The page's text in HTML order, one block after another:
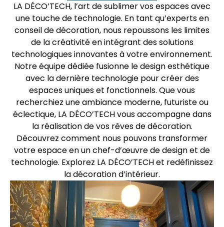
LA DÉCO’TECH, l’art de sublimer vos espaces avec
une touche de technologie. En tant qu’experts en
conseil de décoration, nous repoussons les limites
de la créativité en intégrant des solutions
technologiques innovantes à votre environnement.
Notre équipe dédiée fusionne le design esthétique
avec la dernière technologie pour créer des
espaces uniques et fonctionnels. Que vous
recherchiez une ambiance moderne, futuriste ou
éclectique, LA DÉCO’TECH vous accompagne dans
la réalisation de vos rêves de décoration.
Découvrez comment nous pouvons transformer
votre espace en un chef-d’œuvre de design et de
technologie. Explorez LA DÉCO’TECH et redéfinissez
la décoration d’intérieur.